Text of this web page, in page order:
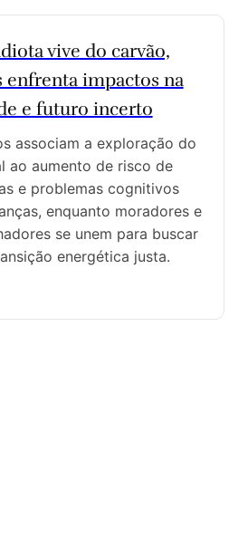
vive do carvão,
enfrenta impactos na
e futuro incerto
associam a exploração do
ao aumento de risco de
e problemas cognitivos
enquanto moradores e
se unem para buscar
energética justa.